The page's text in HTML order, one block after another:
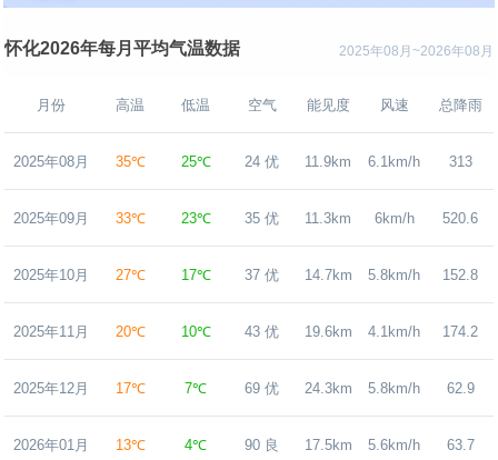
2025年08月~2026年08月
怀化2026年每月平均气温数据
月份 高温 低温 空气 能见度 风速 总降雨
2025年08月 35℃ 25℃ 24 优 11.9km 6.1km/h 313
2025年09月 33℃ 23℃ 35 优 11.3km 6km/h 520.6
2025年10月 27℃ 17℃ 37 优 14.7km 5.8km/h 152.8
2025年11月 20℃ 10℃ 43 优 19.6km 4.1km/h 174.2
2025年12月 17℃ 7℃ 69 优 24.3km 5.8km/h 62.9
2026年01月 13℃ 4℃ 90 良 17.5km 5.6km/h 63.7